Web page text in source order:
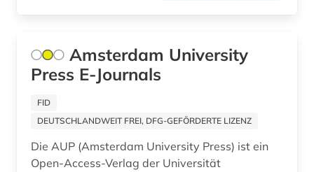
frauen- und geschlechterforschung (1)
frauendrama (1)
frauenliteratur (2)
Amsterdam University
Press E-Journals
FID
DEUTSCHLANDWEIT FREI, DFG-GEFÖRDERTE LIZENZ
Die AUP (Amsterdam University Press) ist ein
Open-Access-Verlag der Universität